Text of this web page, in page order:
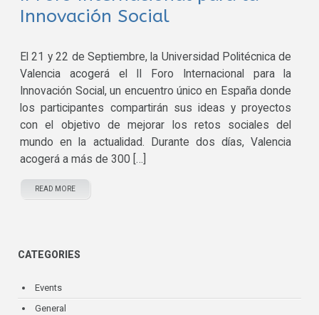
Innovación Social
El 21 y 22 de Septiembre, la Universidad Politécnica de
Valencia acogerá el II Foro Internacional para la
Innovación Social, un encuentro único en España donde
los participantes compartirán sus ideas y proyectos
con el objetivo de mejorar los retos sociales del
mundo en la actualidad. Durante dos días, Valencia
acogerá a más de 300 […]
READ MORE
CATEGORIES
Events
General